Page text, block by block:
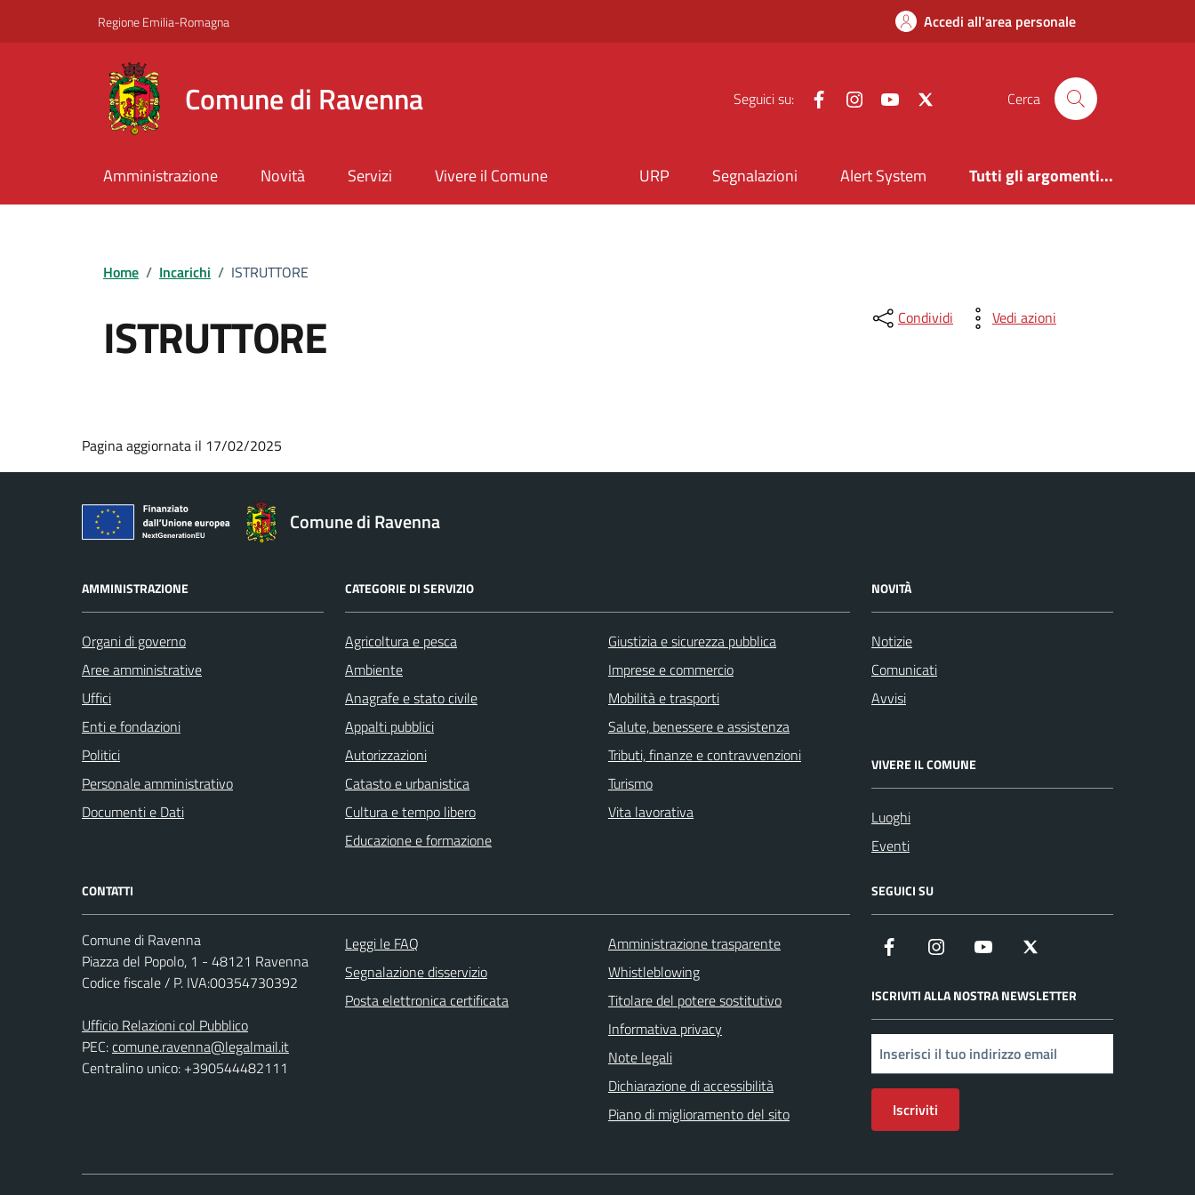
Regione Emilia-Romagna Accedi all'area personale
Comune di Ravenna Seguici su: FacebookInstagramYouTube Cerca
Amministrazione Novità Servizi Vivere il Comune URP Segnalazioni Alert System Tutti gli argomenti...
Home / Incarichi / ISTRUTTORE
ISTRUTTORE Condividi Vedi azioni
Pagina aggiornata il 17/02/2025
Comune di Ravenna
AMMINISTRAZIONE
Organi di governo
Aree amministrative
Uffici
Enti e fondazioni
Politici
Personale amministrativo
Documenti e Dati
CATEGORIE DI SERVIZIO
Agricoltura e pesca
Ambiente
Anagrafe e stato civile
Appalti pubblici
Autorizzazioni
Catasto e urbanistica
Cultura e tempo libero
Educazione e formazione
Giustizia e sicurezza pubblica
Imprese e commercio
Mobilità e trasporti
Salute, benessere e assistenza
Tributi, finanze e contravvenzioni
Turismo
Vita lavorativa
NOVITÀ
Notizie
Comunicati
Avvisi
VIVERE IL COMUNE
Luoghi
Eventi
CONTATTI
Comune di Ravenna
Piazza del Popolo, 1 - 48121 Ravenna
Codice fiscale / P. IVA:00354730392
Ufficio Relazioni col Pubblico
PEC:comune.ravenna@legalmail.it
Centralino unico: +390544482111
Leggi le FAQ
Segnalazione disservizio
Posta elettronica certificata
Amministrazione trasparente
Whistleblowing
Titolare del potere sostitutivo
Informativa privacy
Note legali
Dichiarazione di accessibilità
Piano di miglioramento del sito
SEGUICI SU
Facebook Instagram YouTube
ISCRIVITI ALLA NOSTRA NEWSLETTER